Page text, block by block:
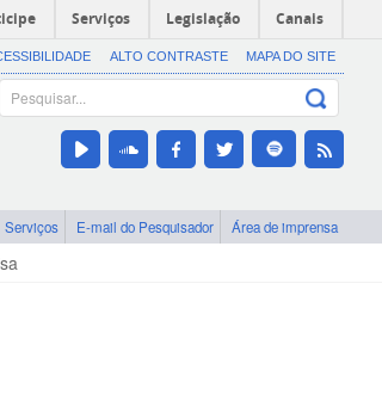
Serviços Legislação Canais
ALTO CONTRASTE MAPA DO SITE
Serviços E-mail do Pesquisador Área de imprensa